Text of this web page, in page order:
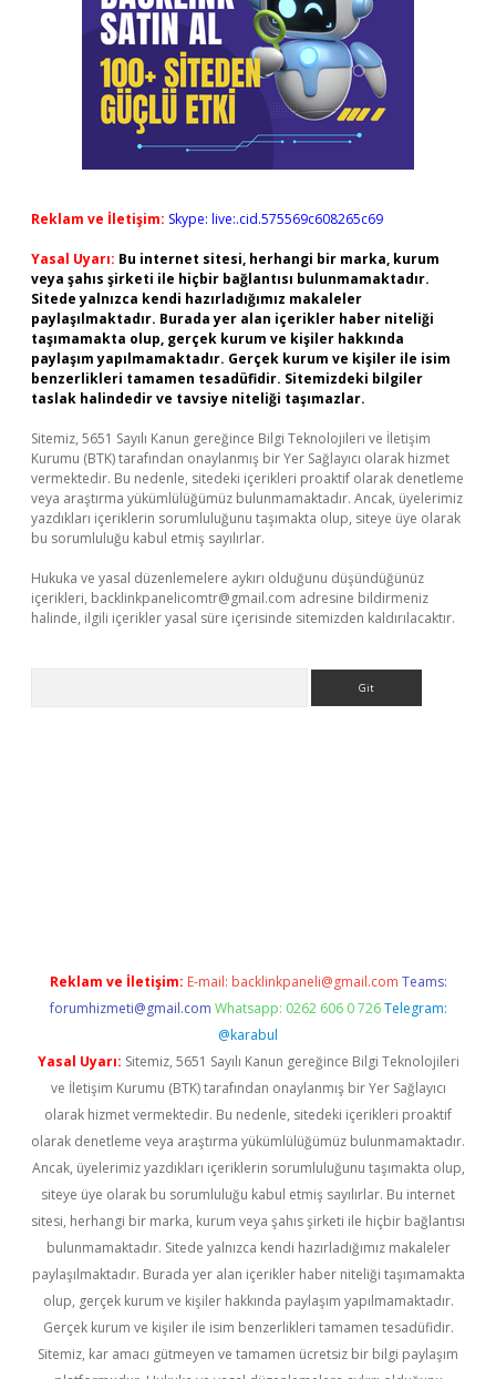
Reklam ve İletişim: Skype: live:.cid.575569c608265c69
Yasal Uyarı: Bu internet sitesi, herhangi bir marka, kurum
veya şahıs şirketi ile hiçbir bağlantısı bulunmamaktadır.
Sitede yalnızca kendi hazırladığımız makaleler
paylaşılmaktadır. Burada yer alan içerikler haber niteliği
taşımamakta olup, gerçek kurum ve kişiler hakkında
paylaşım yapılmamaktadır. Gerçek kurum ve kişiler ile isim
benzerlikleri tamamen tesadüfidir. Sitemizdeki bilgiler
taslak halindedir ve tavsiye niteliği taşımazlar.
Sitemiz, 5651 Sayılı Kanun gereğince Bilgi Teknolojileri ve İletişim
Kurumu (BTK) tarafından onaylanmış bir Yer Sağlayıcı olarak hizmet
vermektedir. Bu nedenle, sitedeki içerikleri proaktif olarak denetleme
veya araştırma yükümlülüğümüz bulunmamaktadır. Ancak, üyelerimiz
yazdıkları içeriklerin sorumluluğunu taşımakta olup, siteye üye olarak
bu sorumluluğu kabul etmiş sayılırlar.
Hukuka ve yasal düzenlemelere aykırı olduğunu düşündüğünüz
içerikleri, backlinkpanelicomtr@gmail.com adresine bildirmeniz
halinde, ilgili içerikler yasal süre içerisinde sitemizden kaldırılacaktır.
Reklam ve İletişim: E-mail: backlinkpaneli@gmail.com Teams:
forumhizmeti@gmail.com Whatsapp: 0262 606 0 726 Telegram:
@karabul
Yasal Uyarı: Sitemiz, 5651 Sayılı Kanun gereğince Bilgi Teknolojileri
ve İletişim Kurumu (BTK) tarafından onaylanmış bir Yer Sağlayıcı
olarak hizmet vermektedir. Bu nedenle, sitedeki içerikleri proaktif
olarak denetleme veya araştırma yükümlülüğümüz bulunmamaktadır.
Ancak, üyelerimiz yazdıkları içeriklerin sorumluluğunu taşımakta olup,
siteye üye olarak bu sorumluluğu kabul etmiş sayılırlar. Bu internet
sitesi, herhangi bir marka, kurum veya şahıs şirketi ile hiçbir bağlantısı
bulunmamaktadır. Sitede yalnızca kendi hazırladığımız makaleler
paylaşılmaktadır. Burada yer alan içerikler haber niteliği taşımamakta
olup, gerçek kurum ve kişiler hakkında paylaşım yapılmamaktadır.
Gerçek kurum ve kişiler ile isim benzerlikleri tamamen tesadüfidir.
Sitemiz, kar amacı gütmeyen ve tamamen ücretsiz bir bilgi paylaşım